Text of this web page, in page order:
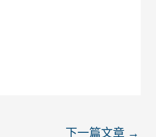
下一篇文章 →